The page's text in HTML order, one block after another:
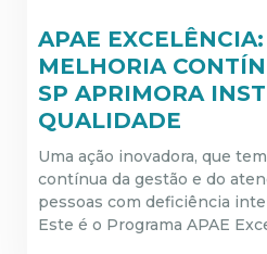
APAE
MELHORIA
SP APRIMORA
QUALIDADE
Uma ação inovadora, que
contínua da gestão e do
pessoas com deficiência
Este é o Programa APAE